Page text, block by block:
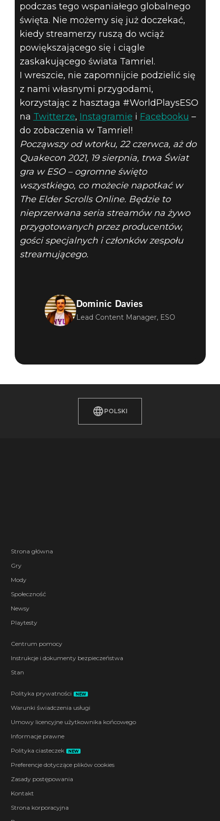
podczas tego wspaniałego globalnego
święta. Nie możemy się już doczekać,
kiedy streamerzy ruszą do wciąż
powiększającego się i ciągle
zaskakującego świata Tamriel.
I wreszcie, nie zapomnijcie podzielić się
z nami własnymi przygodami,
korzystając z hasztaga #WorldPlaysESO
na Twitterze, Instagramie i Facebooku –
do zobaczenia w Tamriel!
Począwszy od wtorku, 22 czerwca, aż do
Quakecon 2021, 19 sierpnia, trwa Świat
gra w ESO – ogromne święto
wszystkiego, co możecie napotkać w
The Elder Scrolls Online. Będzie to
nieprzerwana seria streamów na żywo
przygotowanych przez producentów,
gości specjalnych i członków zespołu
streamującego.
Dominic Davies
Lead Content Manager, ESO
POLSKI
Strona główna
Gry
Mody
Społeczność
Newsy
Playtesty
Centrum pomocy
Instrukcje i dokumenty bezpieczeństwa
Stan
Polityka prywatności NEW
Warunki świadczenia usługi
Umowy licencyjne użytkownika końcowego
Informacje prawne
Polityka ciasteczek
NEW
Preferencje dotyczące plików cookies
Zasady postępowania
Kontakt
Strona korporacyjna